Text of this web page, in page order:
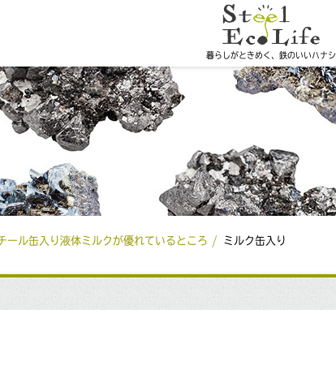
暮らしがときめく、鉄のいいハナシ
ール缶入り液体ミルクが優れているところ ミルク缶入り